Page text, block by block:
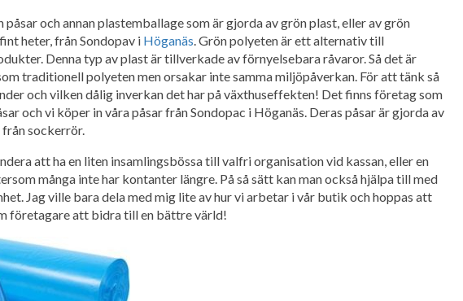
och annan plastemballage som är gjorda av grön plast, eller av grön
heter, från Sondopav i Höganäs. Grön polyeten är ett alternativ till
Denna typ av plast är tillverkade av förnyelsebara råvaror. Så det är
traditionell polyeten men orsakar inte samma miljöpåverkan. För att tänk så
och vilken dålig inverkan det har på växthuseffekten! Det finns företag som
och vi köper in våra påsar från Sondopac i Höganäs. Deras påsar är gjorda av
sockerrör.
att ha en liten insamlingsbössa till valfri organisation vid kassan, eller en
många inte har kontanter längre. På så sätt kan man också hjälpa till med
Jag ville bara dela med mig lite av hur vi arbetar i vår butik och hoppas att
företagare att bidra till en bättre värld!